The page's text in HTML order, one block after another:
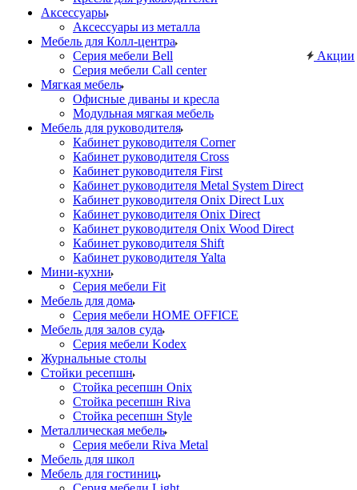
Аксессуары
Аксессуары из металла
Мебель для Колл-центра
Серия мебели Bell
Серия мебели Call center
Мягкая мебель
Офисные диваны и кресла
Модульная мягкая мебель
Мебель для руководителя
Кабинет руководителя Corner
Кабинет руководителя Cross
Кабинет руководителя First
Кабинет руководителя Metal System Direct
Кабинет руководителя Onix Direct Lux
Кабинет руководителя Onix Direct
Кабинет руководителя Onix Wood Direct
Кабинет руководителя Shift
Кабинет руководителя Yalta
Мини-кухни
Серия мебели Fit
Мебель для дома
Серия мебели HOME OFFICE
Мебель для залов суда
Серия мебели Kodex
Журнальные столы
Стойки ресепшн
Стойка ресепшн Onix
Стойка ресепшн Riva
Стойка ресепшн Style
Металлическая мебель
Серия мебели Riva Metal
Мебель для школ
Мебель для гостиниц
Акции